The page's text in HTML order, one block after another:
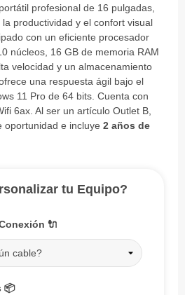
profesional de 16 pulgadas,
productividad y el confort visual
con un eficiente procesador
núcleos, 16 GB de memoria RAM
velocidad y un almacenamiento
una respuesta ágil bajo el
11 Pro de 64 bits. Cuenta con
6ax. Al ser un artículo Outlet B,
oportunidad e incluye 2 años de
tu Equipo?
🔌
cable?
📦